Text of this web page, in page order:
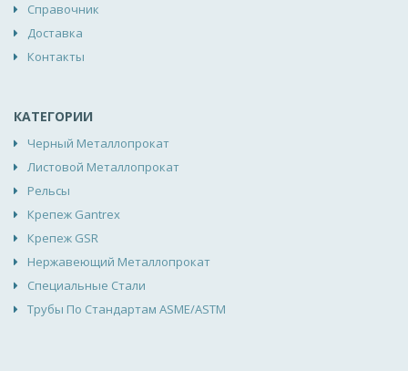
Справочник
Доставка
Контакты
КАТЕГОРИИ
Черный Металлопрокат
Листовой Металлопрокат
Рельсы
Крепеж Gantrex
Крепеж GSR
Нержавеющий Металлопрокат
Специальные Стали
Трубы По Стандартам ASME/ASTM